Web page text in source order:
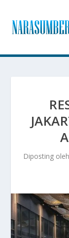
Diposting oleh